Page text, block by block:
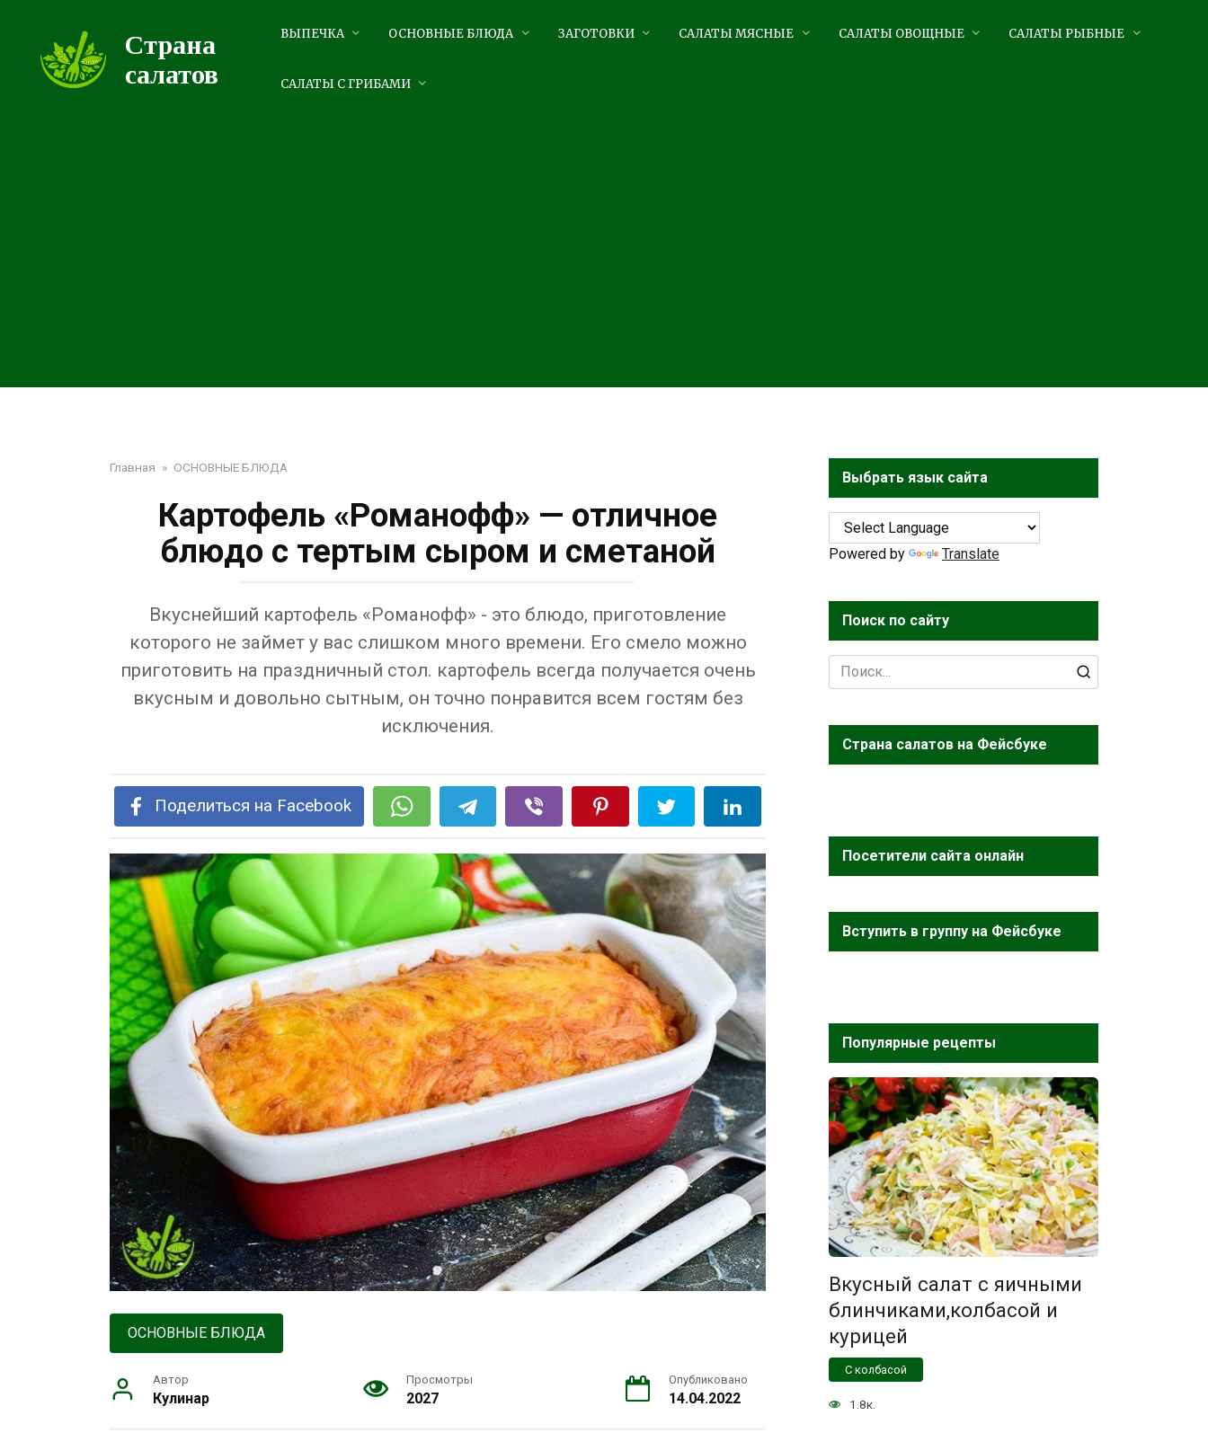
контенту
Страна
салатов
ВЫПЕЧКА ОСНОВНЫЕ БЛЮДА ЗАГОТОВКИ САЛАТЫ МЯСНЫЕ САЛАТЫ ОВОЩНЫЕ САЛАТЫ РЫБНЫЕ
САЛАТЫ С ГРИБАМИ
Главная » ОСНОВНЫЕ БЛЮДА
Картофель «Романофф» — отличное
блюдо с тертым сыром и сметаной
Вкуснейший картофель «Романофф» - это блюдо, приготовление
которого не займет у вас слишком много времени. Его смело можно
приготовить на праздничный стол. картофель всегда получается очень
вкусным и довольно сытным, он точно понравится всем гостям без
исключения.
Поделиться на Facebook
ОСНОВНЫЕ БЛЮДА
Автор
Кулинар
Просмотры
2027
Опубликовано
14.04.2022
Выбрать язык сайта
Powered by Translate
Поиск по сайту
Search
for:
Страна салатов на Фейсбуке
Посетители сайта онлайн
Вступить в группу на Фейсбуке
Популярные рецепты
Вкусный салат с яичными
блинчиками,колбасой и
курицей
С колбасой
1.8к.